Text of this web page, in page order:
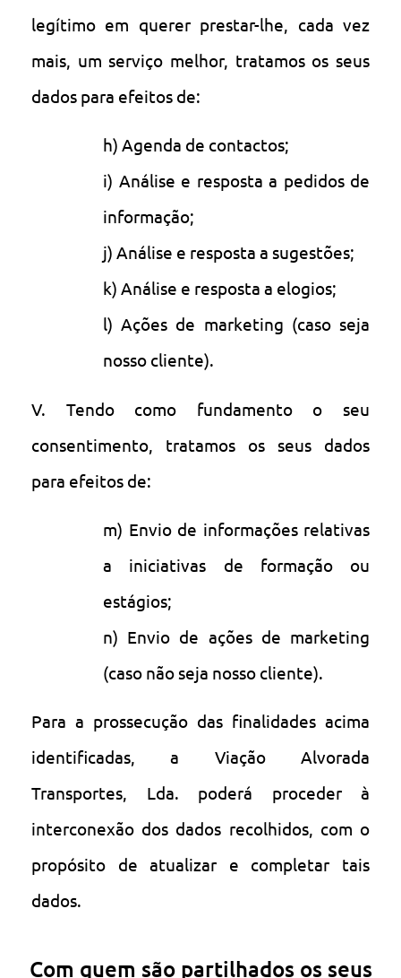
legítimo em querer prestar-lhe, cada vez
mais, um serviço melhor, tratamos os seus
dados para efeitos de:
h) Agenda de contactos;
i) Análise e resposta a pedidos de
informação;
j) Análise e resposta a sugestões;
k) Análise e resposta a elogios;
l) Ações de marketing (caso seja
nosso cliente).
V. Tendo como fundamento o seu
consentimento, tratamos os seus dados
para efeitos de:
m) Envio de informações relativas
a iniciativas de formação ou
estágios;
n) Envio de ações de marketing
(caso não seja nosso cliente).
Para a prossecução das finalidades acima
identificadas, a Viação Alvorada
Transportes, Lda. poderá proceder à
interconexão dos dados recolhidos, com o
propósito de atualizar e completar tais
dados.
Com quem são partilhados os seus